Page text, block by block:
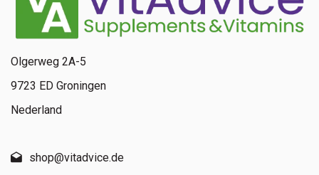
Olgerweg 2A-5
9723 ED Groningen
Nederland
shop@vitadvice.de